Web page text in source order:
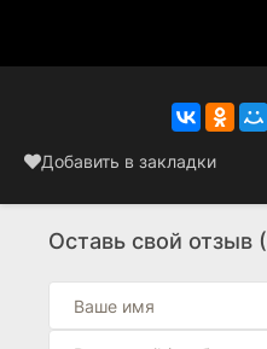
Добавить в закладки
Оставь свой отзыв